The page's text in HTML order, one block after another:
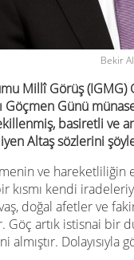
Bekir
Millî Görüş (IGMG)
Göçmen Günü
basiretli ve
Altaş sözlerini
ve hareketliliğin
kısmı kendi
doğal afetler ve
Göç artık istisnai bir
almıştır.